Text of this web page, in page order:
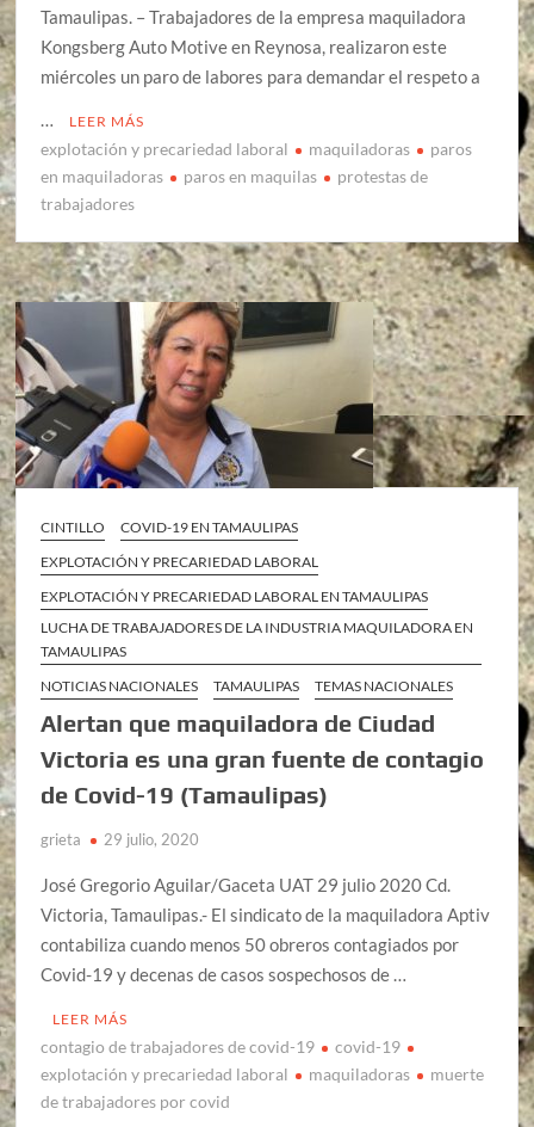
Tamaulipas. – Trabajadores de la empresa maquiladora
Kongsberg Auto Motive en Reynosa, realizaron este
miércoles un paro de labores para demandar el respeto a
…
LEER MÁS
explotación y precariedad laboral maquiladoras
paros
en maquiladoras
paros en maquilas
protestas de
trabajadores
CINTILLO
COVID-19 EN TAMAULIPAS
EXPLOTACIÓN Y PRECARIEDAD LABORAL
EXPLOTACIÓN Y PRECARIEDAD LABORAL EN TAMAULIPAS
LUCHA DE TRABAJADORES DE LA INDUSTRIA MAQUILADORA EN
TAMAULIPAS
NOTICIAS NACIONALES
TAMAULIPAS TEMAS NACIONALES
Alertan que maquiladora de Ciudad
Victoria es una gran fuente de contagio
de Covid-19 (Tamaulipas)
grieta 29 julio, 2020
José Gregorio Aguilar/Gaceta UAT 29 julio 2020 Cd.
Victoria, Tamaulipas.- El sindicato de la maquiladora Aptiv
contabiliza cuando menos 50 obreros contagiados por
Covid-19 y decenas de casos sospechosos de …
LEER MÁS
contagio de trabajadores de covid-19
covid-19
explotación y precariedad laboral
maquiladoras
muerte
de trabajadores por covid